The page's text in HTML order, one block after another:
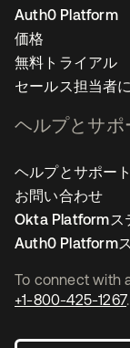
To connect with
+1-800-425-1267.
Auth0 Platform
価格
無料トライアル
セールス担当者
ヘルプとサポ
ヘルプとサポート
お問い合わせ
Okta Platformス
Auth0 Platform